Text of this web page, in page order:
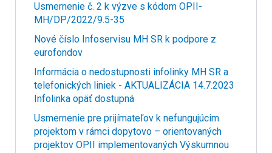
Usmernenie č. 2 k výzve s kódom OPII-
MH/DP/2022/9.5-35
Nové číslo Infoservisu MH SR k podpore z
eurofondov
Informácia o nedostupnosti infolinky MH SR a
telefonických liniek - AKTUALIZÁCIA 14.7.2023
Infolinka opäť dostupná
Usmernenie pre prijímateľov k nefungujúcim
projektom v rámci dopytovo – orientovaných
projektov OPII implementovaných Výskumnou